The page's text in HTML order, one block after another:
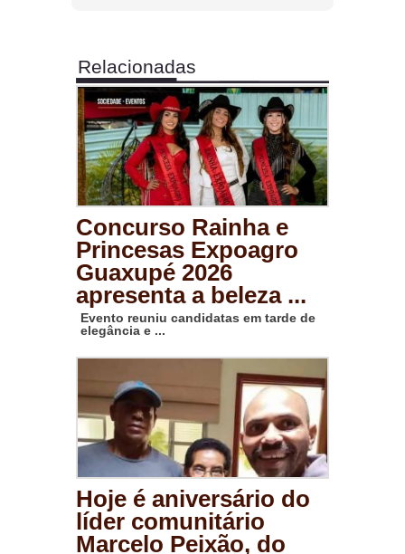
Relacionadas
Concurso Rainha e
Princesas Expoagro
Guaxupé 2026
apresenta a beleza ...
Evento reuniu candidatas em tarde de
elegância e ...
Hoje é aniversário do
líder comunitário
Marcelo Peixão, do